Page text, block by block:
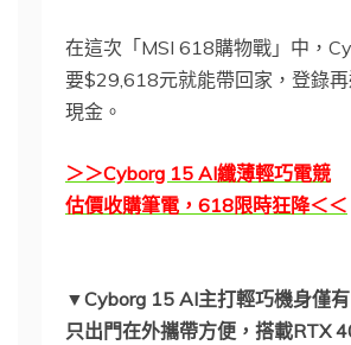
在這次「MSI 618購物戰」中，
要$29,618元就能帶回家，登錄
現金。
＞＞Cyborg 15 AI纖薄輕巧電競
估價收購筆電，618限時狂降＜＜
▼Cyborg 15 AI主打輕巧機身僅
只出門在外攜帶方便，搭載RTX